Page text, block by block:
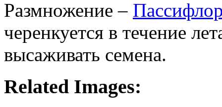
Размножение –
черенкуется в течение
высаживать семена.
Related Images: